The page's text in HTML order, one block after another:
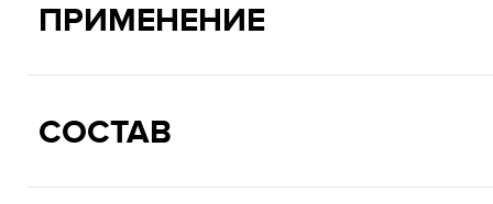
ПРИМЕНЕНИЕ
СОСТАВ